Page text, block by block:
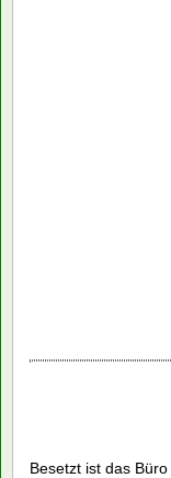
Besetzt ist das Büro